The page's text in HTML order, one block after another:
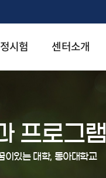
시험 센터소개
프로그램
이있는 대학, 동아대학교